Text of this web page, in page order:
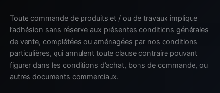
Toute commande de produits et / ou de travaux implique
l’adhésion sans réserve aux présentes conditions générales
de vente, complétées ou aménagées par nos conditions
particulières, qui annulent toute clause contraire pouvant
figurer dans les conditions d’achat, bons de commande, ou
autres documents commerciaux.